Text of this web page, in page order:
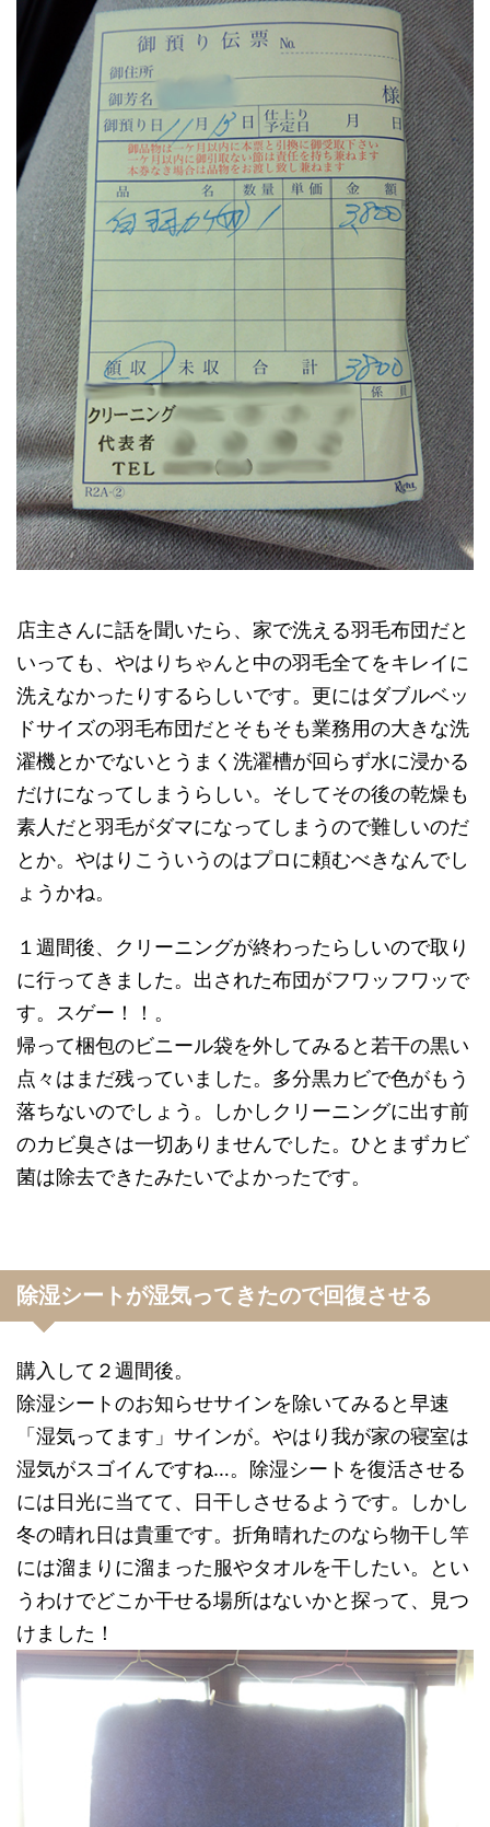
店主さんに話を聞いたら、家で洗える羽毛布団だと
いっても、やはりちゃんと中の羽毛全てをキレイに
洗えなかったりするらしいです。更にはダブルベッ
ドサイズの羽毛布団だとそもそも業務用の大きな洗
濯機とかでないとうまく洗濯槽が回らず水に浸かる
だけになってしまうらしい。そしてその後の乾燥も
素人だと羽毛がダマになってしまうので難しいのだ
とか。やはりこういうのはプロに頼むべきなんでし
ょうかね。
１週間後、クリーニングが終わったらしいので取り
に行ってきました。出された布団がフワッフワッで
す。スゲー！！。
帰って梱包のビニール袋を外してみると若干の黒い
点々はまだ残っていました。多分黒カビで色がもう
落ちないのでしょう。しかしクリーニングに出す前
のカビ臭さは一切ありませんでした。ひとまずカビ
菌は除去できたみたいでよかったです。
除湿シートが湿気ってきたので回復させる
購入して２週間後。
除湿シートのお知らせサインを除いてみると早速
「湿気ってます」サインが。やはり我が家の寝室は
湿気がスゴイんですね…。除湿シートを復活させる
には日光に当てて、日干しさせるようです。しかし
冬の晴れ日は貴重です。折角晴れたのなら物干し竿
には溜まりに溜まった服やタオルを干したい。とい
うわけでどこか干せる場所はないかと探って、見つ
けました！